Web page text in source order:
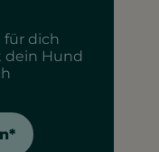
für dich
dein Hund